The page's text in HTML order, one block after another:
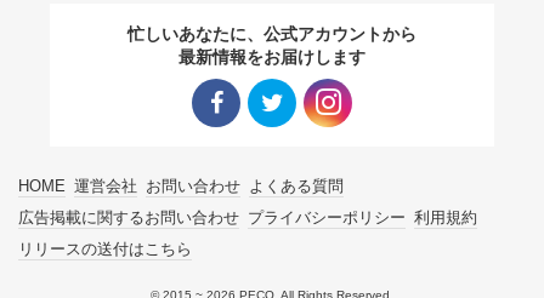
忙しいあなたに、公式アカウントから
最新情報をお届けします
HOME 運営会社 お問い合わせ よくある質問
広告掲載に関するお問い合わせ プライバシーポリシー 利用規約
リリースの送付はこちら
© 2015 ~ 2026 PECO. All Rights Reserved.